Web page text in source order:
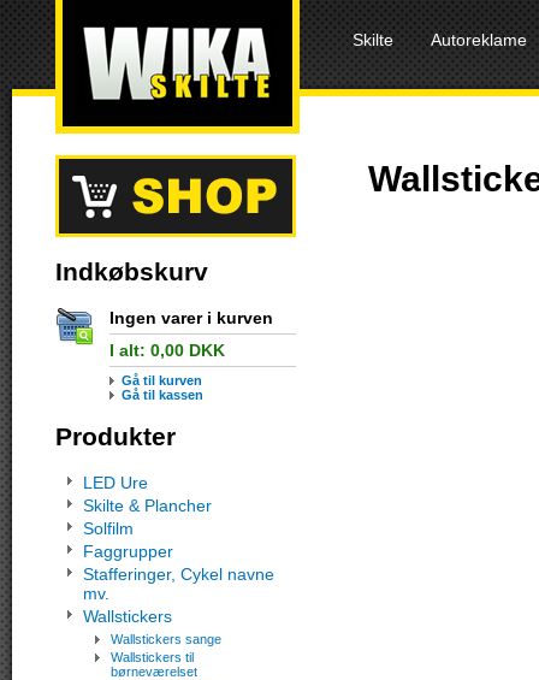
Skilte Autoreklame
Indkøbskurv
Ingen varer i kurven
I alt: 0,00 DKK
Gå til kurven
Gå til kassen
Produkter
LED Ure
Skilte & Plancher
Solfilm
Faggrupper
Stafferinger, Cykel navne
mv.
Wallstickers
Wallstickers sange
Wallstickers til
børneværelset